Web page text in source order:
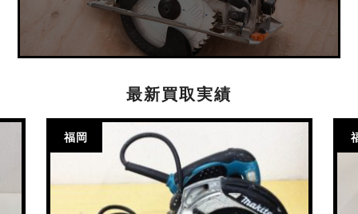
最新買取実績
福岡